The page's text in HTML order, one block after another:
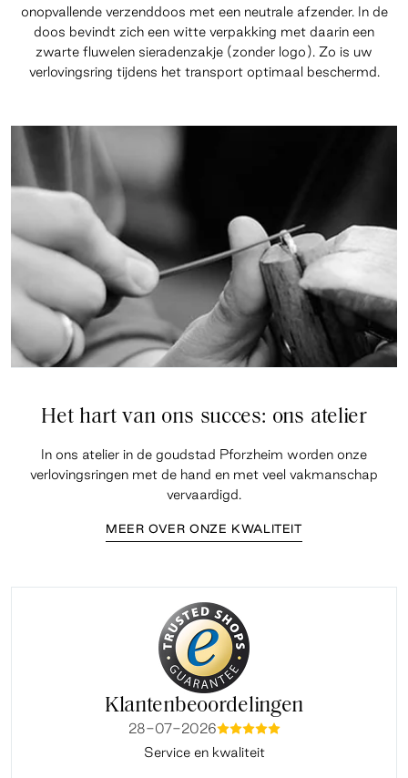
onopvallende verzenddoos met een neutrale afzender. In de
doos bevindt zich een witte verpakking met daarin een
zwarte fluwelen sieradenzakje (zonder logo). Zo is uw
verlovingsring tijdens het transport optimaal beschermd.
Het hart van ons succes: ons atelier
In ons atelier in de goudstad Pforzheim worden onze
verlovingsringen met de hand en met veel vakmanschap
vervaardigd.
MEER OVER ONZE KWALITEIT
Klantenbeoordelingen
28-07-2026mmmmm
Service en kwaliteit